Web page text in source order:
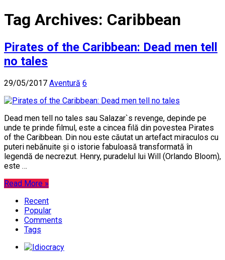
Tag Archives: Caribbean
Pirates of the Caribbean: Dead men tell
no tales
29/05/2017 Aventură 6
Dead men tell no tales sau Salazar`s revenge, depinde pe
unde te prinde filmul, este a cincea filă din povestea Pirates
of the Caribbean. Din nou este căutat un artefact miraculos cu
puteri nebănuite și o istorie fabuloasă transformată în
legendă de necrezut. Henry, puradelul lui Will (Orlando Bloom),
este …
Read More »
Recent
Popular
Comments
Tags